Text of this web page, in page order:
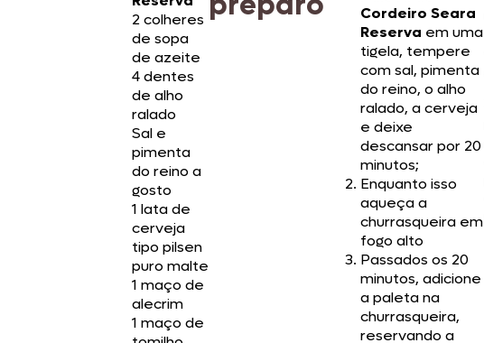
2 colheres
de sopa
de azeite
4 dentes
de alho
ralado
Sal e
pimenta
do reino a
gosto
1 lata de
cerveja
tipo pilsen
puro malte
1 maço de
alecrim
1 maço de
Cordeiro Seara
Reserva em uma
tigela, tempere
com sal, pimenta
do reino, o alho
ralado, a cerveja
e deixe
descansar por 20
minutos;
Enquanto isso
aqueça a
churrasqueira em
fogo alto
Passados os 20
minutos, adicione
a paleta na
churrasqueira,
reservando a